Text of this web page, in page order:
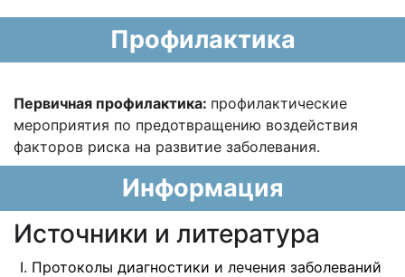
Профилактика
Первичная профилактика: профилактические
мероприятия по предотвращению воздействия
факторов риска на развитие заболевания.
Информация
Источники и литература
Протоколы диагностики и лечения заболеваний